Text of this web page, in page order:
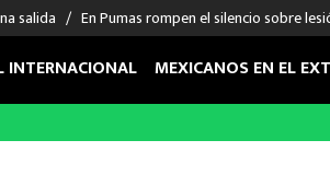
salida En Pumas rompen el silencio sobre
INTERNACIONAL MEXICANOS EN EL